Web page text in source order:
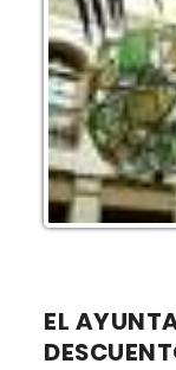
EL